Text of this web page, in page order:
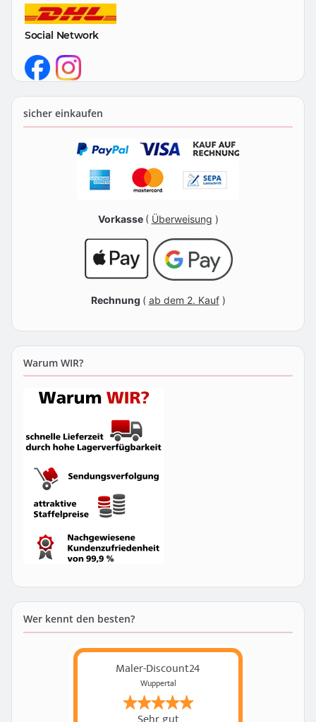
Social Network
sicher einkaufen
Vorkasse ( Überweisung )
Rechnung ( ab dem 2. Kauf)
Warum WIR?
Wer kennt den besten?
Maler-Discount24
Wuppertal